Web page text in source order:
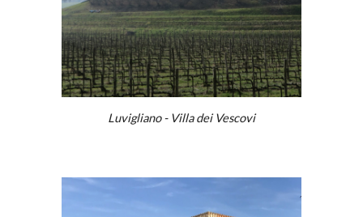
Luvigliano - Villa dei Vescovi